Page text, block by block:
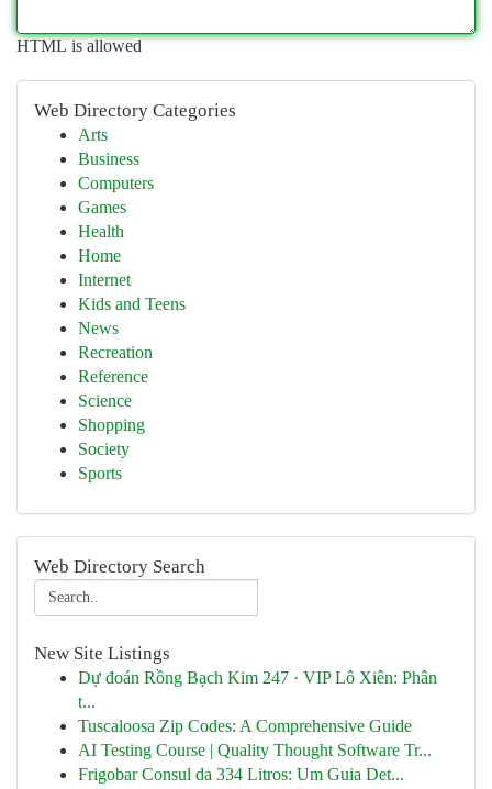
HTML is allowed
Web Directory Categories
Arts
Business
Computers
Games
Health
Home
Internet
Kids and Teens
News
Recreation
Reference
Science
Shopping
Society
Sports
Web Directory Search
New Site Listings
Dự đoán Rồng Bạch Kim 247 · VIP Lô Xiên: Phân
t...
Tuscaloosa Zip Codes: A Comprehensive Guide
AI Testing Course | Quality Thought Software Tr...
Frigobar Consul da 334 Litros: Um Guia Det...